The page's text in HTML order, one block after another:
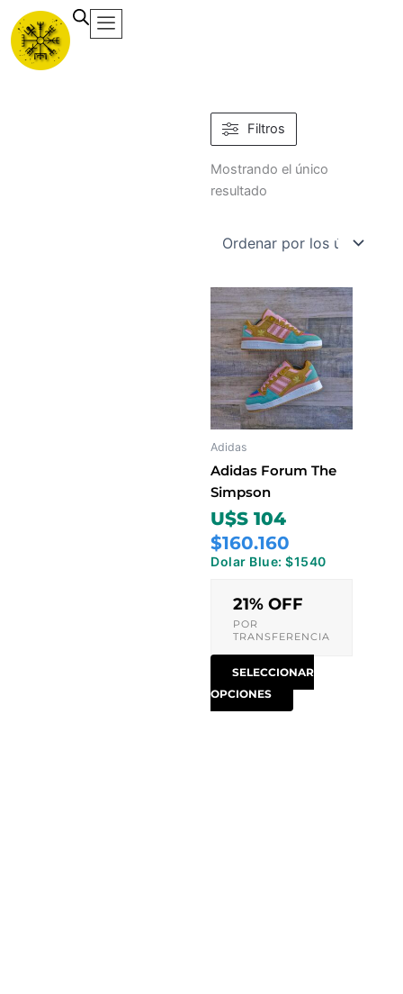
contenido
Filtros
Mostrando el único
resultado
Adidas
Adidas Forum The
Simpson
U$S 104
$160.160
Dolar Blue: $1540
21% OFF
POR
TRANSFERENCIA
SELECCIONAR
OPCIONES
Este
producto
tiene
múltiples
variantes.
Las
opciones
pueden
página
producto